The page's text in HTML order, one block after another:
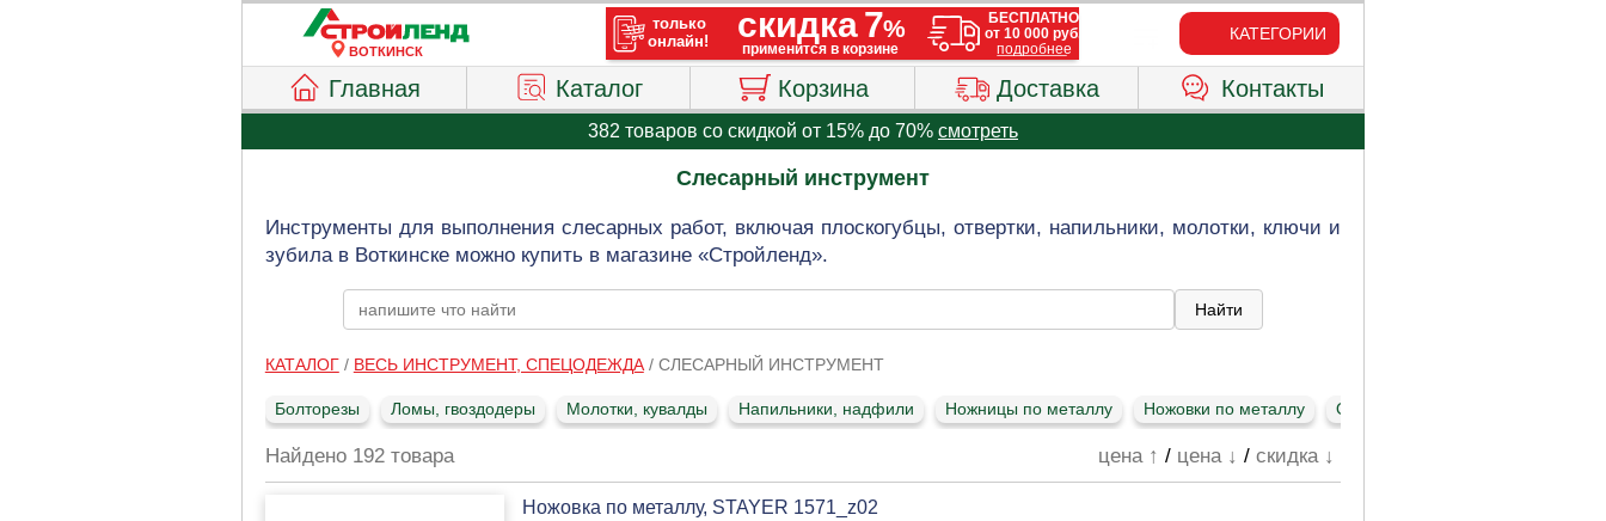
ВОТКИНСК
КАТЕГОРИИ
Главная Каталог Корзина Доставка Контакты
382 товаров со скидкой от 15% до 70% смотреть
Слесарный инструмент
Инструменты для выполнения слесарных работ, включая плоскогубцы, отвертки, напильники, молотки, ключи и
зубила в Воткинске можно купить в магазине «Стройленд».
КАТАЛОГ/ ВЕСЬ ИНСТРУМЕНТ, СПЕЦОДЕЖДА/ СЛЕСАРНЫЙ ИНСТРУМЕНТ
Болторезы Ломы, гвоздодеры Молотки, кувалды Напильники, надфили Ножницы по металлу Ножовки по металлу Отвертки, наборы отверток
Найдено 192 товара цена ↑ / цена ↓ /скидка ↓
Ножовка по металлу, STAYER 1571_z02